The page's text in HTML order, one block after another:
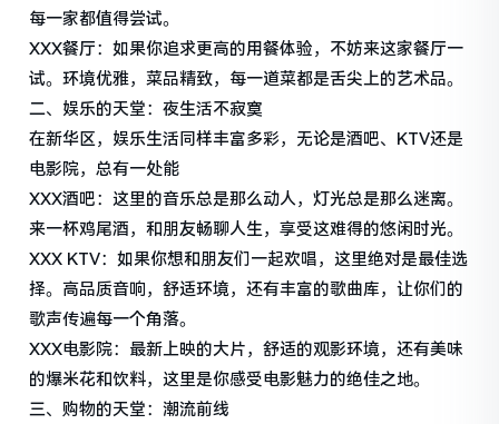
每一家都值得尝试。
XXX餐厅：如果你追求更高的用餐体验，不妨来这家餐厅一
试。环境优雅，菜品精致，每一道菜都是舌尖上的艺术品。
二、娱乐的天堂：夜生活不寂寞
在新华区，娱乐生活同样丰富多彩，无论是酒吧、KTV还是
电影院，总有一处能
XXX酒吧：这里的音乐总是那么动人，灯光总是那么迷离。
来一杯鸡尾酒，和朋友畅聊人生，享受这难得的悠闲时光。
XXX KTV：如果你想和朋友们一起欢唱，这里绝对是最佳选
择。高品质音响，舒适环境，还有丰富的歌曲库，让你们的
歌声传遍每一个角落。
XXX电影院：最新上映的大片，舒适的观影环境，还有美味
的爆米花和饮料，这里是你感受电影魅力的绝佳之地。
三、购物的天堂：潮流前线